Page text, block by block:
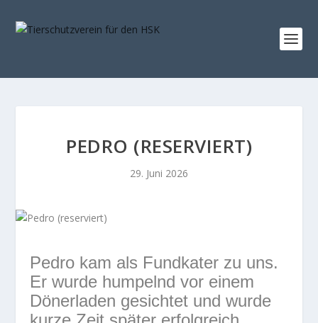
PEDRO (RESERVIERT)
29. Juni 2026
Pedro kam als Fundkater zu uns.
Er wurde humpelnd vor einem
Dönerladen gesichtet und wurde